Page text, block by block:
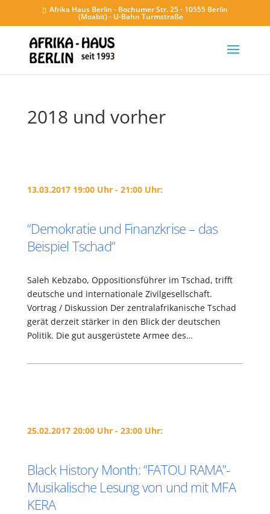
Afrika Haus Berlin - Bochumer Str. 25 - 10555 Berlin
(Moabit) - U-Bahn Turmstraße
2018 und vorher
13.03.2017 19:00 Uhr - 21:00 Uhr:
“Demokratie und Finanzkrise – das
Beispiel Tschad“
Saleh Kebzabo, Oppositionsführer im Tschad, trifft
deutsche und internationale Zivilgesellschaft.
Vortrag / Diskussion Der zentralafrikanische Tschad
gerät derzeit stärker in den Blick der deutschen
Politik. Die gut ausgerüstete Armee des…
25.02.2017 20:00 Uhr - 23:00 Uhr:
Black History Month: “FATOU RAMA”-
Musikalische Lesung von und mit MFA
KERA